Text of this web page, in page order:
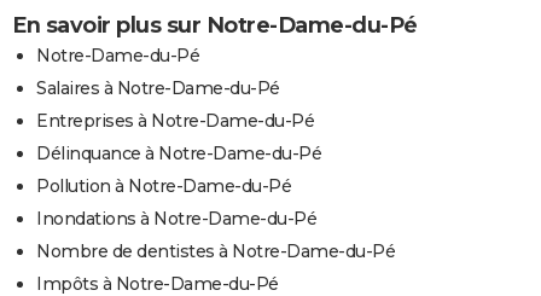
En savoir plus sur Notre-Dame-du-Pé
Notre-Dame-du-Pé
Salaires à Notre-Dame-du-Pé
Entreprises à Notre-Dame-du-Pé
Délinquance à Notre-Dame-du-Pé
Pollution à Notre-Dame-du-Pé
Inondations à Notre-Dame-du-Pé
Nombre de dentistes à Notre-Dame-du-Pé
Impôts à Notre-Dame-du-Pé